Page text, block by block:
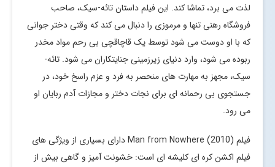
لذت می برد، تماشا کند. این فیلم داستان تائه-سیک، صاحب
فروشگاه رهنی تنها و مرموزی را دنبال می کند که وقتی دختر جوانی
که با او دوست می شود توسط یک قاچاقچی بی رحم مواد مخدر
ربوده می شود، وارد دنیای زیرزمینی جنایتکاران می شود. تائه-
سیک، مجهز به مهارت های منحصر به فرد و عزم راسخ خود، در
جستجوی بی رحمانه ای برای نجات دختر و مجازات آدم ربایان او
می رود.
فیلم Man from Nowhere (2010) دارای بسیاری از ویژگی های
فیلم اکشن کره ای کلیشه ای است: خشونت آمیز و گاهی بیش از